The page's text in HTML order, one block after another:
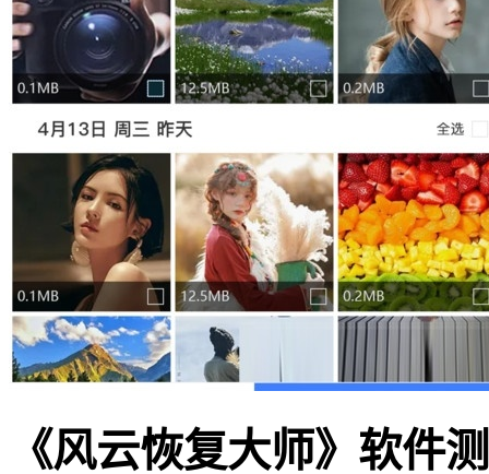
《风云恢复大师》软件